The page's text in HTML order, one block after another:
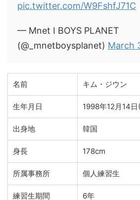
pic.twitter.com/W9FshfJ71C
— Mnet I BOYS PLANET
(@_mnetboysplanet) March
名前 キム・ジウン
生年月日 1998年12月14
出身地 韓国
身長 178cm
所属事務所 個人練習生
練習生期間 6年